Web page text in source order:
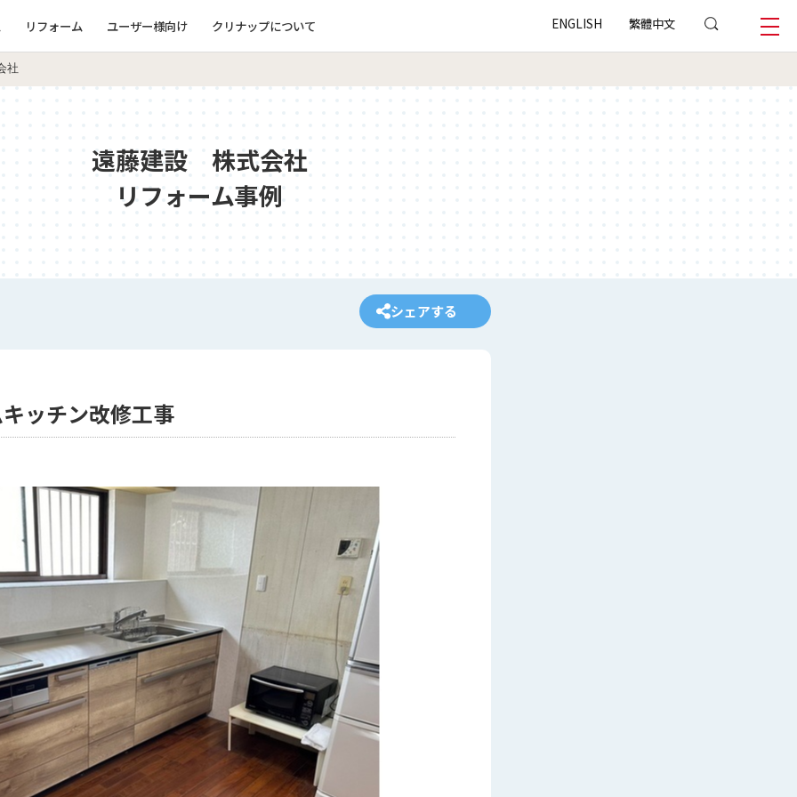
リフォーム ユーザー様向け クリナップについて ENGLISH 繁體中文
社
遠藤建設 株式会社
リフォーム事例
シェアする
ッチン改修工事